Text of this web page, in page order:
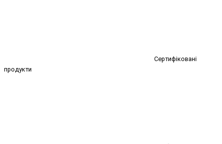
Сертифіковані
продукти